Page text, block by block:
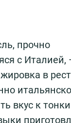
прочно
с Италией,
в
вкус к